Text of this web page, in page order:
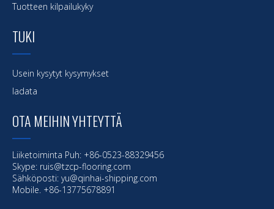
Tuotteen kilpailukyky
TUKI
Usein kysytyt kysymykset
ladata
OTA MEIHIN YHTEYTTÄ
Liiketoiminta Puh: +86-0523-88329456
Skype: ruis@tzcp-flooring.com
Sähköposti: yu@qinhai-shipping.com
Mobile. +86-13775678891